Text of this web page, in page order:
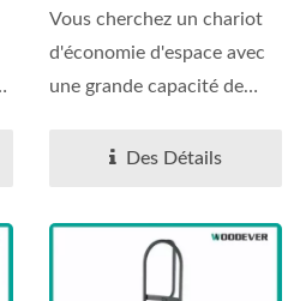
Kg)
Vous cherchez un chariot
d'économie d'espace avec
une grande capacité de
Des Détails